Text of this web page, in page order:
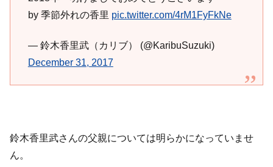
by 季節外れの香里 pic.twitter.com/4rM1FyFkNe
— 鈴木香里武（カリブ） (@KaribuSuzuki)
December 31, 2017
鈴木香里武さんの父親については明らかになっていませ
ん。